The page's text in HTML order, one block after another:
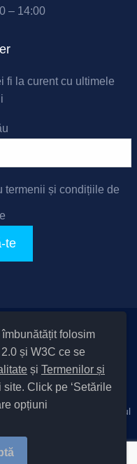
folosim
și W3C ce se
și Termenilor și
Click pe ‘Setările
opțiuni
– 14:00
fi la curent cu ultimele
termenii și condițiile de
| Politică de utilizare
a site-ului
Politică de
– 14 – C – Comună / Codul
20411 / Măgura
județul Bacău |